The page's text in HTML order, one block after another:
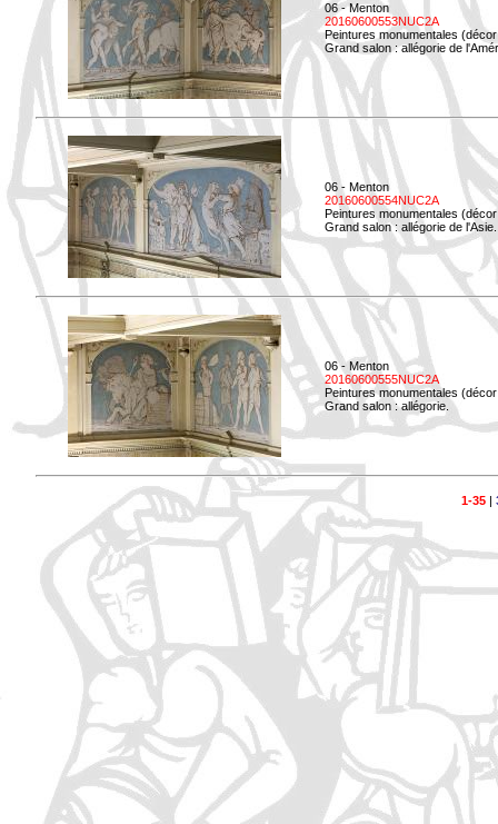
06 - Menton
20160600553NUC2A
Peintures monumentales
Grand salon : allégorie de
06 - Menton
20160600554NUC2A
Peintures monumentales
Grand salon : allégorie de l'Asie.
06 - Menton
20160600555NUC2A
Peintures monumentales
Grand salon : allégorie.
1-35|